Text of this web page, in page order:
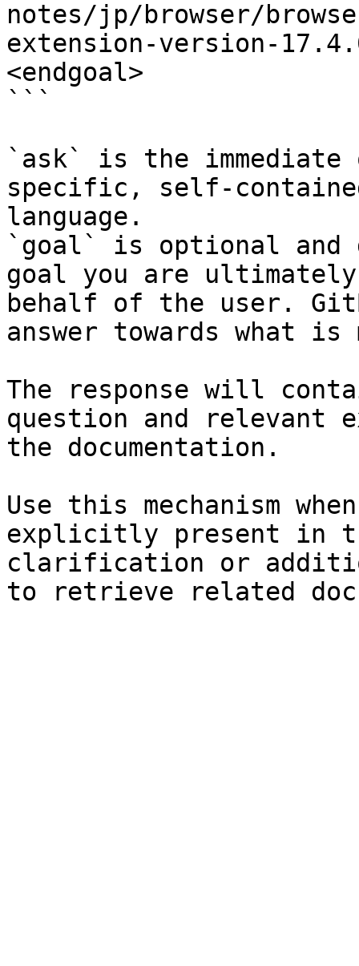
notes/jp/browser/
extension-version-
<endgoal>
```
`ask` is the
specific, self-
language.
`goal` is optional and
goal you are
behalf of the user.
answer towards what
The response will
question and relevant
the documentation.
Use this mechanism
explicitly present in
clarification or